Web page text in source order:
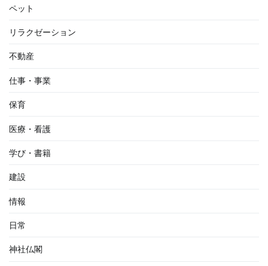
ペット
リラクゼーション
不動産
仕事・事業
保育
医療・看護
学び・書籍
建設
情報
日常
神社仏閣